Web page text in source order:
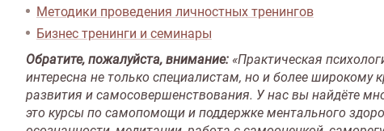
Методики проведения личностных тренингов
Бизнес тренинги и семинары
Обратите, пожалуйста, внимание: «Практическая
интересна не только специалистам, но и более широкому
развития и самосовершенствования. У нас вы найдёте
это курсы по самопомощи и поддержке ментального